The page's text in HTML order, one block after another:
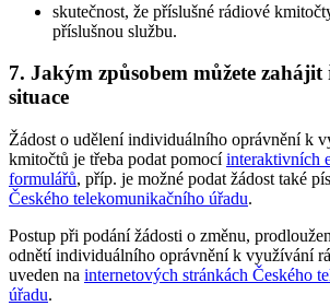
skutečnost, že příslušné rádiové
příslušnou službu.
7. Jakým způsobem můžete zahájit
situace
Žádost o udělení individuálního oprávnění k
kmitočtů je třeba podat pomocíinteraktivních
formulářů, příp. je možné podat žádost také
Českého telekomunikačního úřadu.
Postup při podání žádosti o změnu,
odnětí individuálního oprávnění k využívání
uveden na internetových stránkách Českého
úřadu.